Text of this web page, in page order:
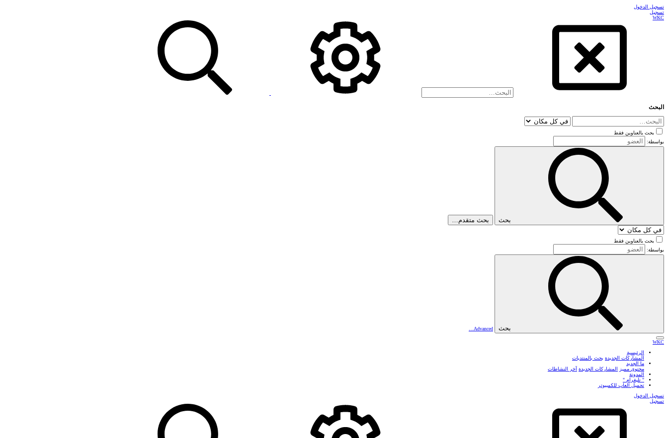
تسجيل الدخول
تسجيل
WKC
البحث
بحث بالعناوين فقط
بواسطة:
بحث بحث متقدم…
بحث بالعناوين فقط
بواسطة:
بحث Advanced…
WKC
الرئيسية
المشاركات الجديدة بحث بالمنتديات
ما الجديد
محتوى مميز
المشاركات الجديدة آخر النشاطات
المدونة
" تليغرام "
تحميل العاب للكمبيوتر
تسجيل الدخول
تسجيل